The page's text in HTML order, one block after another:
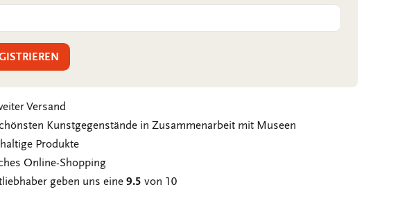
Versand
Kunstgegenstände in Zusammenarbeit mit Museen
Produkte
Online-Shopping
geben uns eine9.5 von 10